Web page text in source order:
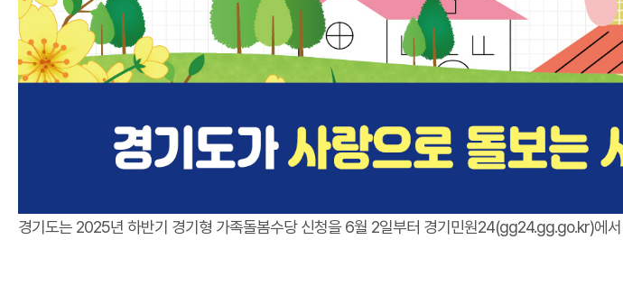
경기도는 2025년 하반기 경기형 가족돌봄수당 신청을 6월 2일부터 경기민원24(gg24.gg.go.kr)에